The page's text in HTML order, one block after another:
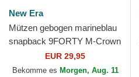
New Era
Mützen gebogen marineblau
snapback 9FORTY M-Crown
Team der Toronto Maple
Leafs NHL von New Era
EUR 29,95
Bekomme es Morgen, Aug. 11